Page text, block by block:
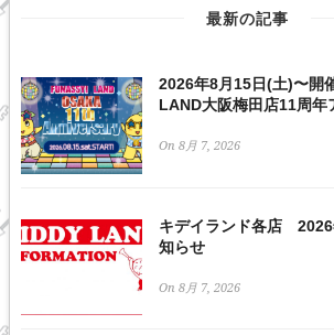
最新の記事
2026年8月15日(土)〜開
LAND大阪梅田店11周年
On 8月 7, 2026
キデイランド各店 2026
知らせ
On 8月 7, 2026